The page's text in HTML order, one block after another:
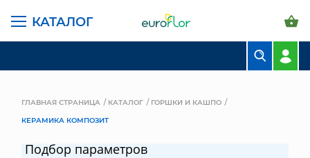
КАТАЛОГ
СВАДЕБНАЯ ФЛОРИСТИКА
ГЛАВНАЯ СТРАНИЦА КАТАЛОГ
ГОРШКИ И КАШПО
КЕРАМИКА КОМПОЗИТ
Подбор параметров